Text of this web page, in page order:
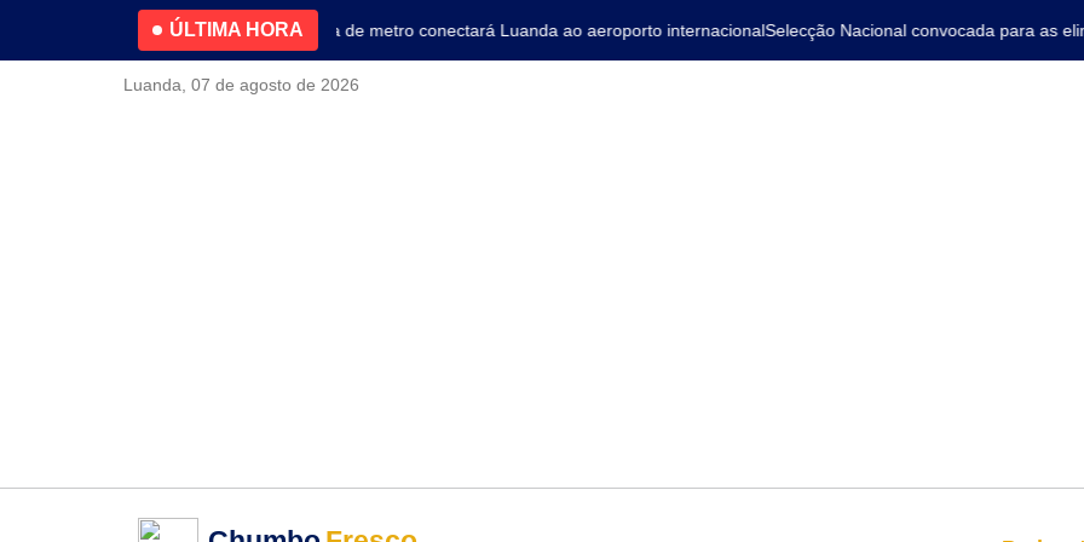
ÚLTIMA HORA
4.2% no primeiro trimestreNova linha de metro conectará Luanda ao aeroporto internacionalSelecção Nacional convocada para as
Luanda, 07 de agosto de 2026